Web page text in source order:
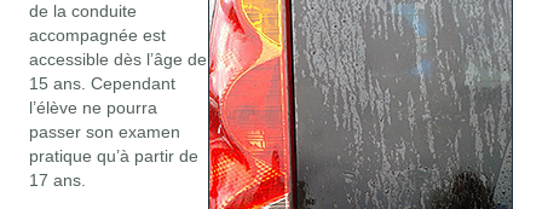
de la conduite
accompagnée est
accessible dès l’âge de
15 ans. Cependant
l’élève ne pourra
passer son examen
pratique qu’à partir de
17 ans.